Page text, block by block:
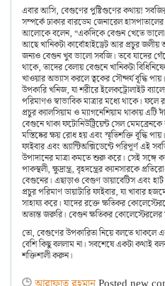
এবার আসি, বেগুণের পুষ্টিগুণের কথায়!
সম্পর্কে ঢাকার বারডেম জেনারেল হাসপাতালের
আলোকে বলেন, “একদিকে বেগুন খেতে ভালো,
আছে খানিকটা কার্বোহাইড্রেট আর প্রচুর
জন্যও বেগুন খুব ভালো সবজি। তবে যাদের
থাকে, তাদের বেলায় বেগুনে খানিকটা
খাওয়ার অভ্যাস করলে ত্বকের সৌন্দর্য বৃ্দ্ধি
উপকারি খনিজ, যা শরীরে ইলেকট্রোলাইট
পরিমাণও স্বাভাবিক মাত্রার মধ্যে থাকে।
প্রচুর ক্যালসিয়াম ও ম্যাগনেশিয়াম থাকায়
বেগুনে থাকা ফটোনিউট্রিয়েন্ট সেল
মস্তিষ্কের ক্ষয় রোধ হয় এবং স্মৃতিশক্তি বৃ্দ্ধি পায়।
ফাইবার এবং অ্যান্টিঅক্সিডেন্টে পরিপূর্ণ এই
উপাদানের মাত্রা কমতে শুরু করে। সেই সঙ্গে
পাকস্থলী, ক্ষুদ্রান্ত্র, বৃহদন্ত্রের ক্যানসারকে
বেগুনের। এছাড়াও বেগুণ ডায়াবেটিস এবং
প্রচুর পরিমাণ ডায়াটারি ফাইবার, যা খাবার
সাহায্য করে। যাদের রক্তে ক্ষতিকর
অত্যন্ত জরুরি। বেগুন ক্ষতিকর কোলেস্টেরলের
তো, বেগুণের উপকারিতা নিয়ে বলতে থাকলে
বেশি কিছু বললাম না। সবশেষে একটা কথাই
শক্তিশালী করুন।